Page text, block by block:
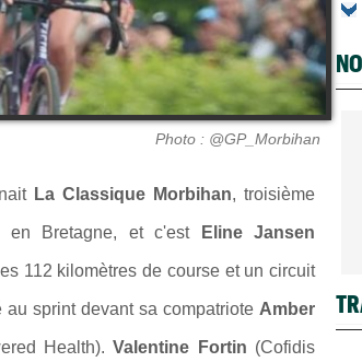
Photo : @GP_Morbihan
La Classique Morbihan, troisième
en Bretagne, et c'est Eline Jansen
112 kilomètres de course et un circuit
sprint devant sa compatriote Amber
Health).Valentine Fortin (Cofidis